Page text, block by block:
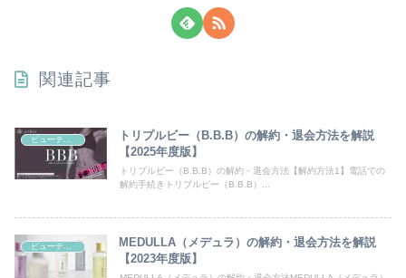
関連記事
ビューティー/ヘルス/通販
トリプルビー（B.B.B）の解約・退会方法を解説
【2025年度版】
トリプルビー（B.B.B）の解約・退会方法【解約方法1】電話での
解約手続きトリプルビー（B.B.B）...
ビューティー/ヘルス/通販
MEDULLA（メデュラ）の解約・退会方法を解説
【2023年度版】